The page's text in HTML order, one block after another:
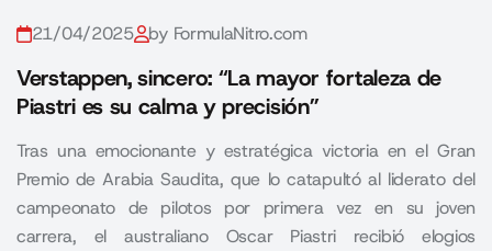
21/04/2025 by FormulaNitro.com
Verstappen, sincero: “La mayor fortaleza de
Piastri es su calma y precisión”
Tras una emocionante y estratégica victoria en el Gran
Premio de Arabia Saudita, que lo catapultó al liderato del
campeonato de pilotos por primera vez en su joven
carrera, el australiano Oscar Piastri recibió elogios